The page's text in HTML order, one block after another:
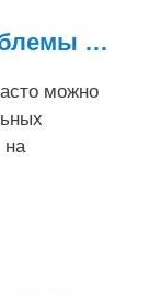
Распространенные проблемы при использовании китайского мини-...
можно
на